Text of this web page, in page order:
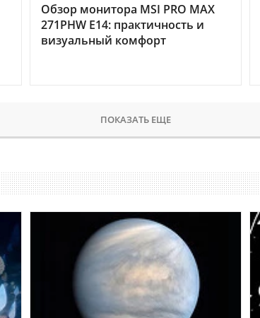
Обзор монитора MSI PRO MAX
271PHW E14: практичность и
визуальный комфорт
ПОКАЗАТЬ ЕЩЕ